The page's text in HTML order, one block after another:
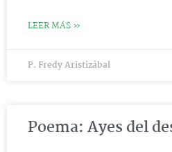
LEER MÁS »
P. Fredy Aristizábal
Poema: Ayes del